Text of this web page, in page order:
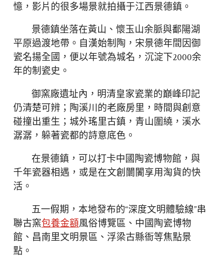
憶，影片的很多場景就拍攝于江西景德鎮。
景德鎮坐落在黃山、懷玉山余脈與鄱陽湖
平原過渡地帶。自漢始制陶，宋景德年間因御
瓷名揚全國，便以年號為城名，沉淀下2000余
年的制瓷史。
御窯廠遺址內，明清皇家瓷業的巔峰印記
仍清楚可辨；陶溪川的老廠房里，時間與創意
碰撞出重生；城外瑤里古鎮，青山圍繞，溪水
潺潺，躲著瓷都的詩意底色。
在景德鎮，可以打卡中國陶瓷博物館，與
千年瓷器相遇，或是在文創闤闠享用淘貨的快
活。
五一假期，本地發布的“深度文明體驗線”串
聯古窯包養金額風俗博覽區、中國陶瓷博物
館、昌南里文明景區、浮梁古縣衙等焦點景
點。